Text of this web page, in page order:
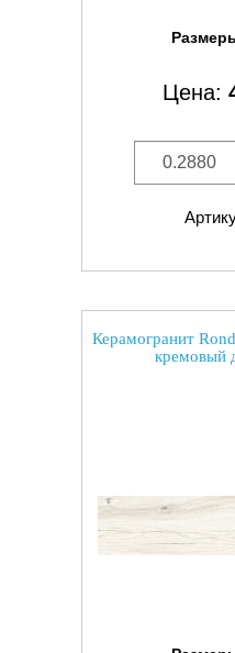
Цена:
Керамогранит
кремовый